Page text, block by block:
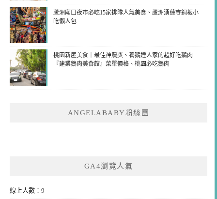
蘆洲廟口夜市必吃15家排隊人氣美食、蘆洲湧蓮寺銅板小
吃懶人包
桃園新屋美食｜最佳神農獎、養鵝達人家的超好吃鵝肉
『建業鵝肉美食館』菜單價格、桃園必吃鵝肉
ANGELABABY粉絲團
GA4瀏覽人氣
線上人數：9